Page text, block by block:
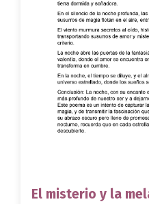
El misterio y la